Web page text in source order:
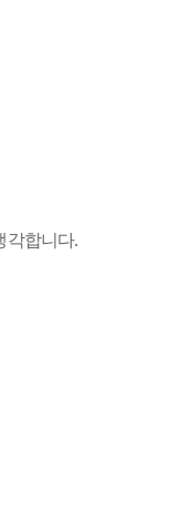
각합니다.